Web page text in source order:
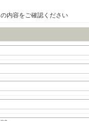
の内容をご確認ください